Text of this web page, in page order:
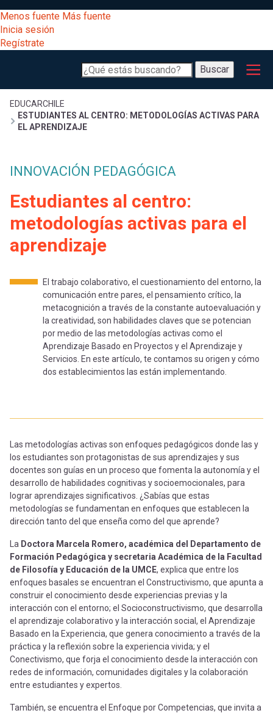
al
contenido
principal
[Educarchile
Escritorio]
Menú
entrar
a
mi
cuenta
Menos fuente Más fuente
Inicia sesión
Regístrate
Buscar
Buscar
Menú
principal
Desarrollo
Expand
Gestión
curricular
Expand
Exploración
Expand
[Educarchile
Mobile]
Menú
a
mi
cuenta
sesión
Sobrescribir
de
ayuda
a
navegación
EDUCARCHILE
ESTUDIANTES AL CENTRO: METODOLOGÍAS ACTIVAS PARA
EL APRENDIZAJE
INNOVACIÓN PEDAGÓGICA
Estudiantes al centro:
metodologías activas para el
aprendizaje
El trabajo colaborativo, el cuestionamiento del entorno, la
comunicación entre pares, el pensamiento crítico, la
metacognición a través de la constante autoevaluación y
la creatividad, son habilidades claves que se potencian
por medio de las metodologías activas como el
Aprendizaje Basado en Proyectos y el Aprendizaje y
Servicios. En este artículo, te contamos su origen y cómo
dos establecimientos las están implementando.
Las metodologías activas son enfoques pedagógicos donde las y
los estudiantes son protagonistas de sus aprendizajes y sus
docentes son guías en un proceso que fomenta la autonomía y el
desarrollo de habilidades cognitivas y socioemocionales, para
lograr aprendizajes significativos. ¿Sabías que estas
metodologías se fundamentan en enfoques que establecen la
dirección tanto del que enseña como del que aprende?
La Doctora Marcela Romero, académica del Departamento de
Formación Pedagógica y secretaria Académica de la Facultad
de Filosofía y Educación de la UMCE, explica que entre los
enfoques basales se encuentran el Constructivismo, que apunta a
construir el conocimiento desde experiencias previas y la
interacción con el entorno; el Socioconstructivismo, que desarrolla
el aprendizaje colaborativo y la interacción social, el Aprendizaje
Basado en la Experiencia, que genera conocimiento a través de la
práctica y la reflexión sobre la experiencia vivida; y el
Conectivismo, que forja el conocimiento desde la interacción con
redes de información, comunidades digitales y la colaboración
entre estudiantes y expertos.
También, se encuentra el Enfoque por Competencias, que invita a
registrarte.